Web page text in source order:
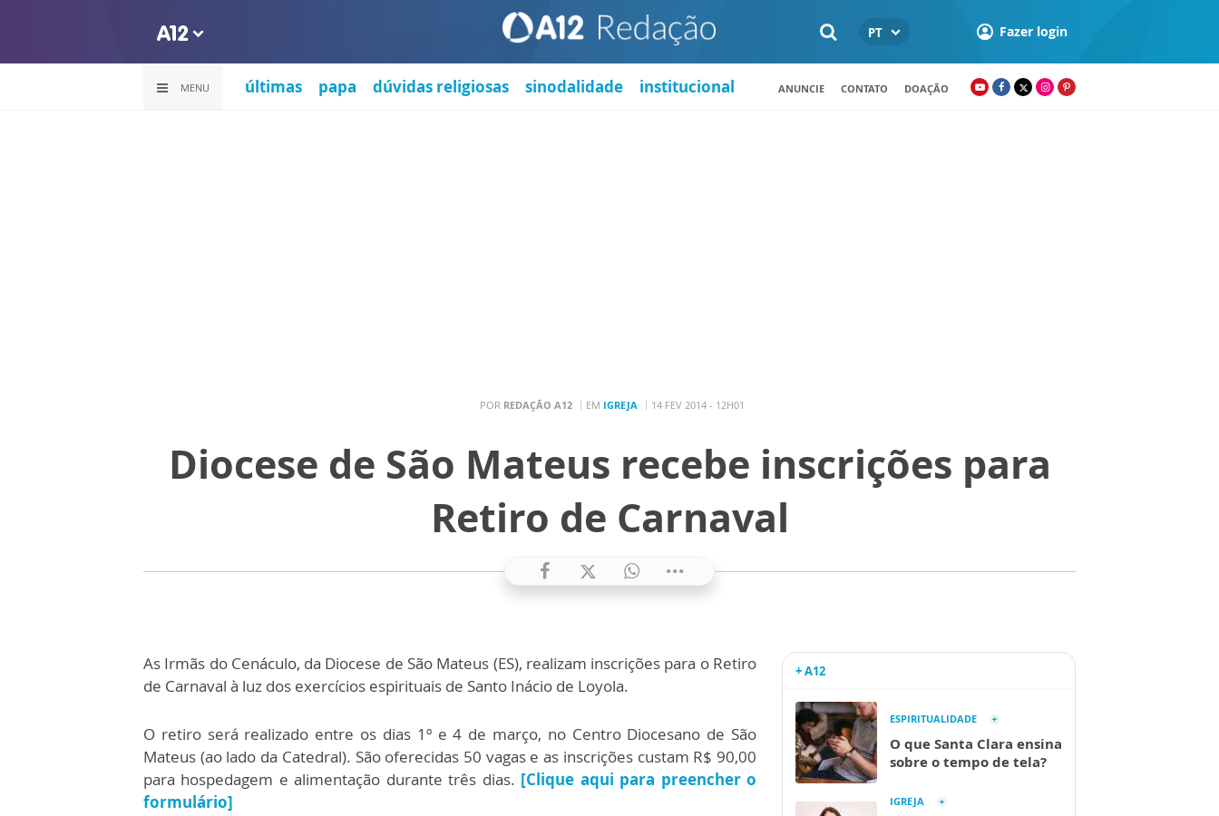
PT Fazer login
MENU últimas papa dúvidas religiosas sinodalidade institucional ANUNCIE CONTATO DOAÇÃO
POR REDAÇÃO A12 EM IGREJA 14 FEV 2014 - 12H01
Diocese de São Mateus recebe inscrições para
Retiro de Carnaval
As Irmãs do Cenáculo, da Diocese de São Mateus (ES), realizam inscrições para o Retiro
de Carnaval à luz dos exercícios espirituais de Santo Inácio de Loyola.
O retiro será realizado entre os dias 1º e 4 de março, no Centro Diocesano de São
Mateus (ao lado da Catedral). São oferecidas 50 vagas e as inscrições custam R$ 90,00
para hospedagem e alimentação durante três dias. [Clique aqui para preencher o
formulário]
+ A12
ESPIRITUALIDADE
O que Santa Clara ensina
sobre o tempo de tela?
IGREJA